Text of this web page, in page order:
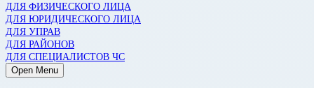
ДЛЯ ФИЗИЧЕСКОГО ЛИЦА
ДЛЯ ЮРИДИЧЕСКОГО ЛИЦА
ДЛЯ УПРАВ
ДЛЯ РАЙОНОВ
ДЛЯ СПЕЦИАЛИСТОВ ЧС
Open Menu